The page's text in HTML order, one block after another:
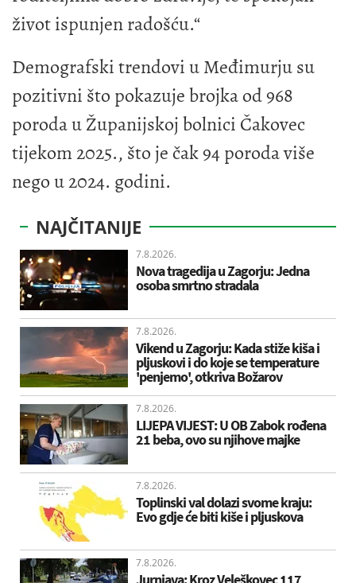
život ispunjen radošću.“
Demografski trendovi u Međimurju su
pozitivni što pokazuje brojka od 968
poroda u Županijskoj bolnici Čakovec
tijekom 2025., što je čak 94 poroda više
nego u 2024. godini.
NAJČITANIJE
7.8.2026.
Nova tragedija u Zagorju: Jedna
osoba smrtno stradala
7.8.2026.
Vikend u Zagorju: Kada stiže kiša i
pljuskovi i do koje se temperature
'penjemo', otkriva Božarov
7.8.2026.
LIJEPA VIJEST: U OB Zabok rođena
21 beba, ovo su njihove majke
7.8.2026.
Toplinski val dolazi svome kraju:
Evo gdje će biti kiše i pljuskova
7.8.2026.
Jurnjava: Kroz Veleškovec 117